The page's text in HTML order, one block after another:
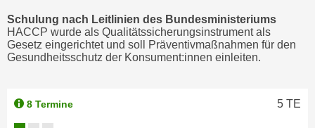
Schulung nach Leitlinien des Bundesministeriums
HACCP wurde als Qualitätssicherungsinstrument als
Gesetz eingerichtet und soll Präventivmaßnahmen für den
Gesundheitsschutz der Konsument:innen einleiten.
8 Termine 5 TE